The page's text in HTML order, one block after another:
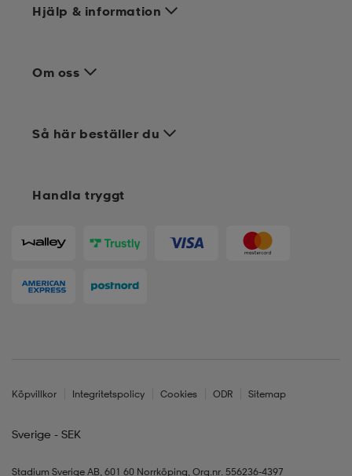
Hjälp & information
Om oss
Handla tryggt
Så här beställer du
Köpvillkor Integritetspolicy Cookies ODR Sitemap
Sverige - SEK
Stadium Sverige AB, 601 60 Norrköping, Org.nr. 556236-4397